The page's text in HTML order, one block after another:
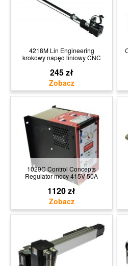
4218M Lin Engineering
krokowy napęd liniowy CNC
245 zł
1029C Control Concepts
Regulator mocy 415V 50A
1120 zł